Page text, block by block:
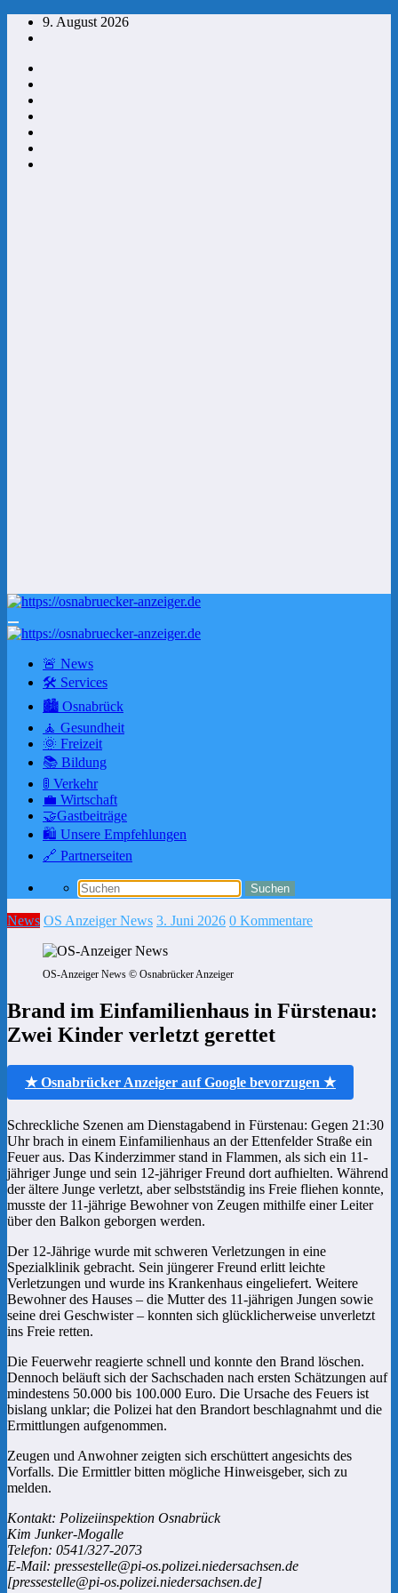
Zum
Inhalt
9. August 2026
🚨 News
🛠 Services
🏙️ Osnabrück
🧘 Gesundheit
🌞 Freizeit
📚 Bildung
🚦 Verkehr
💼 Wirtschaft
🤝Gastbeiträge
🛍️ Unsere Empfehlungen
🔗 Partnerseiten
News OS Anzeiger News 3. Juni 2026 0 Kommentare
OS-Anzeiger News © Osnabrücker Anzeiger
Brand im Einfamilienhaus in Fürstenau:
Zwei Kinder verletzt gerettet
★ Osnabrücker Anzeiger auf Google bevorzugen ★
Schreckliche Szenen am Dienstagabend in Fürstenau: Gegen 21:30
Uhr brach in einem Einfamilienhaus an der Ettenfelder Straße ein
Feuer aus. Das Kinderzimmer stand in Flammen, als sich ein 11-
jähriger Junge und sein 12-jähriger Freund dort aufhielten. Während
der ältere Junge verletzt, aber selbstständig ins Freie fliehen konnte,
musste der 11-jährige Bewohner von Zeugen mithilfe einer Leiter
über den Balkon geborgen werden.
Der 12-Jährige wurde mit schweren Verletzungen in eine
Spezialklinik gebracht. Sein jüngerer Freund erlitt leichte
Verletzungen und wurde ins Krankenhaus eingeliefert. Weitere
Bewohner des Hauses – die Mutter des 11-jährigen Jungen sowie
seine drei Geschwister – konnten sich glücklicherweise unverletzt
ins Freie retten.
Die Feuerwehr reagierte schnell und konnte den Brand löschen.
Dennoch beläuft sich der Sachschaden nach ersten Schätzungen auf
mindestens 50.000 bis 100.000 Euro. Die Ursache des Feuers ist
bislang unklar; die Polizei hat den Brandort beschlagnahmt und die
Ermittlungen aufgenommen.
Zeugen und Anwohner zeigten sich erschüttert angesichts des
Vorfalls. Die Ermittler bitten mögliche Hinweisgeber, sich zu
melden.
Kontakt: Polizeiinspektion Osnabrück
Kim Junker-Mogalle
Telefon: 0541/327-2073
E-Mail: pressestelle@pi-os.polizei.niedersachsen.de
[pressestelle@pi-os.polizei.niedersachsen.de]